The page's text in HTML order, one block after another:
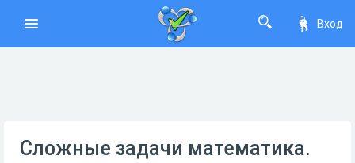
Вход
Сложные задачи математика.